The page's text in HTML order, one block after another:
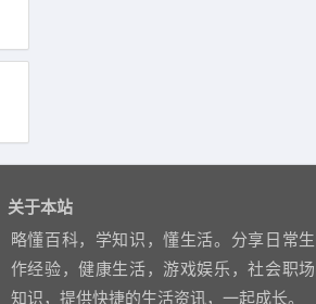
关于本站
略懂百科，学知识，懂生活。分享日常
作经验，健康生活，游戏娱乐，社会职
知识，提供快捷的生活资讯，一起成长。